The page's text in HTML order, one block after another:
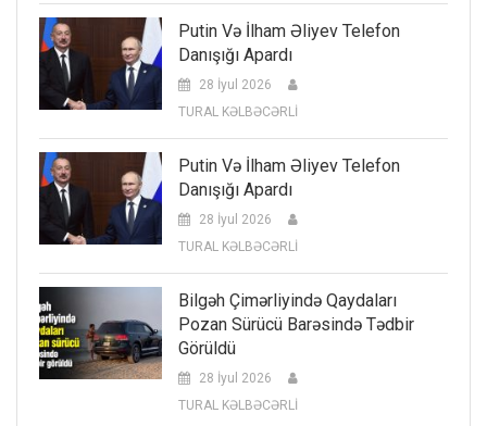
Putin Və İlham Əliyev Telefon
Danışığı Apardı
28 İyul 2026
TURAL KƏLBƏCƏRLİ
Putin Və İlham Əliyev Telefon
Danışığı Apardı
28 İyul 2026
TURAL KƏLBƏCƏRLİ
Bilgəh Çimərliyində Qaydaları
Pozan Sürücü Barəsində Tədbir
Görüldü
28 İyul 2026
TURAL KƏLBƏCƏRLİ